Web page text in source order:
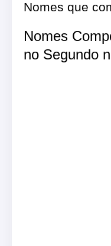
Nomes que
Nomes
no Segundo